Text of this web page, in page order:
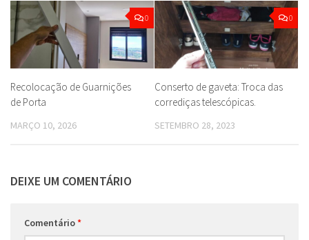
0
Recolocação de Guarnições
de Porta
MARÇO 10, 2026
0
Conserto de gaveta: Troca das
corrediças telescópicas.
SETEMBRO 28, 2023
DEIXE UM COMENTÁRIO
Comentário*